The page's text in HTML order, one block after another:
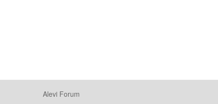
Alevi Forum